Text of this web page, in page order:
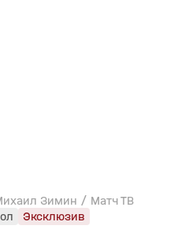
Зимин / Матч ТВ
Эксклюзив